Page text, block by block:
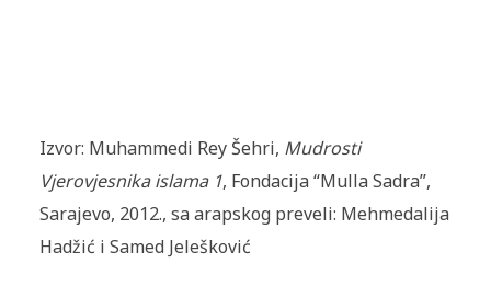
Izvor: Muhammedi Rey Šehri, Mudrosti
Vjerovjesnika islama 1, Fondacija “Mulla Sadra”,
Sarajevo, 2012., sa arapskog preveli: Mehmedalija
Hadžić i Samed Jelešković